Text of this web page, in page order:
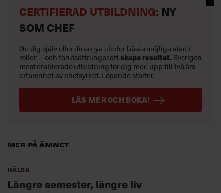
Mer på ämnet
Hälsa
Längre semester, längre liv
CERTIFIERAD UTBILDNING: NY
SOM CHEF
Ge dig själv eller dina nya chefer bästa möjliga start i
rollen – och förutsättningar att skapa resultat. Sveriges
mest etablerade utbildning för dig med upp till två års
erfarenhet av chefsyrket. Löpande starter.
LÄS MER OCH BOKA!